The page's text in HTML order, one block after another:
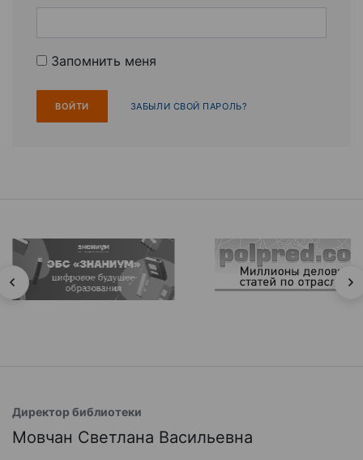
Запомнить меня
ЗАБЫЛИ СВОЙ ПАРОЛЬ?
Директор библиотеки
Мовчан Светлана Васильевна